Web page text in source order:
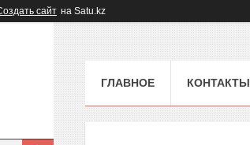
сайт на Satu.kz
ГЛАВНОЕ КОНТАКТЫ